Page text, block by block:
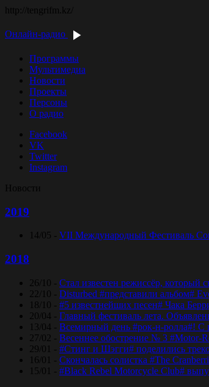
http://tengrifm.kz/
Онлайн-радио
Программы
Мультимедиа
Новости
Проекты
Персоны
О радио
Facebook
VK
Twitter
Instagram
Новости
2019
14/05 - VII Международный Фестиваль
2018
26/10 - Стал известен режиссёр, который
22/10 - Disturbed #представили альбом#
18/10 - #5 известнейших песен# Чака
20/04 - Главный фестиваль лета.
13/04 - Всемирный день #рок-н-ролла#! С
27/02 - Весеннее обострение № 3 #Motor-
29/01 - #Стинг и Шэгги# поделились
16/01 - Скончалась солистка #The
15/01 - #Black Rebel Motorcycle Club#